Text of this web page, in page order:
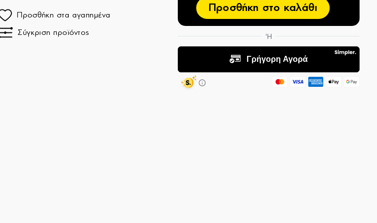
Προσθήκη στα αγαπημένα
Σύγκριση προϊόντος
Προσθήκη στο καλάθι